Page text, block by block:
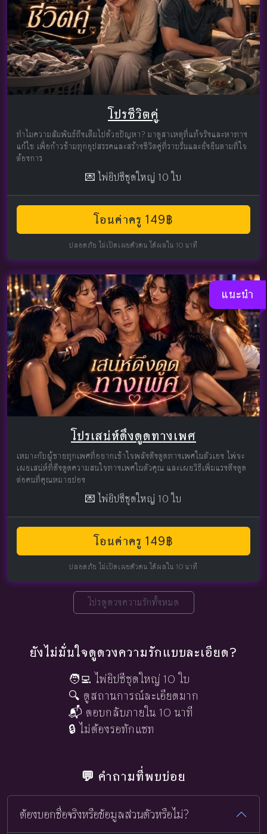
โปรชีวิตคู่
ทำไมความสัมพันธ์ถึงเต็มไปด้วยปัญหา? มาดูสาเหตุที่แท้จริงและหาทาง
แก้ไข เพื่อก้าวข้ามทุกอุปสรรคและสร้างชีวิตคู่ที่ราบรื่นและยั่งยืนตามที่ใจ
ต้องการ
💌 ไพ่ยิปซีชุดใหญ่ 10 ใบ
โอนค่าครู 149฿
ปลอดภัย ไม่เปิดเผยตัวตน ได้ผลใน 10 นาที
แนะนำ
โปรเสน่ห์ดึงดูดทางเพศ
เหมาะกับผู้ชายทุกเพศที่อยากเข้าใจพลังดึงดูดทางเพศในตัวเอง ไพ่จะ
เผยเสน่ห์ที่ดึงดูดความสนใจทางเพศในตัวคุณ และเผยวิธีเพิ่มแรงดึงดูด
ต่อคนที่คุณหมายปอง
💌 ไพ่ยิปซีชุดใหญ่ 10 ใบ
โอนค่าครู 149฿
ปลอดภัย ไม่เปิดเผยตัวตน ได้ผลใน 10 นาที
โปรดูดวงความรักทั้งหมด
ยังไม่มั่นใจดูดวงความรักแบบละเอียด?
🧑‍💻 ไพ่ยิปซีชุดใหญ่ 10 ใบ
🔍 ดูสถานการณ์ละเอียดมาก
📬 ตอบกลับภายใน 10 นาที
🔒 ไม่ต้องรอทักแชท
💬 คำถามที่พบบ่อย
ต้องบอกชื่อจริงหรือข้อมูลส่วนตัวหรือไม่?